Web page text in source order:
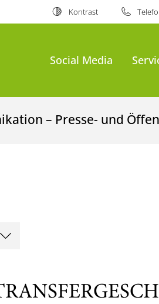
Kontrast
Social Media
– Presse- und